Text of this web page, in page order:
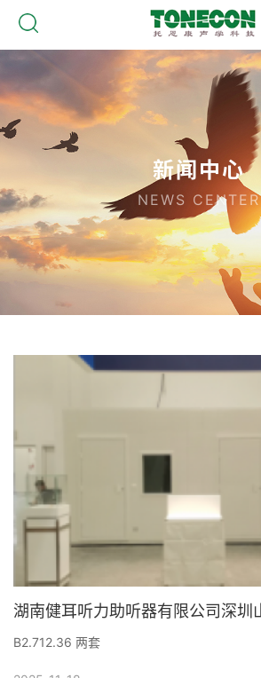
新闻中心
NEWS CENTER
B2.712.36 两套